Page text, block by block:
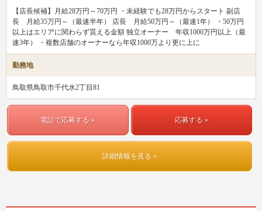
【店長候補】月給28万円～70万円 ・未経験でも28万円からスタート 副店
長 月給35万円～（最速半年） 店長 月給50万円～（最速1年） ・50万円
以上はエリアに関わらず貰える金額 独立オーナー 年収1000万円以上（最
速3年） ・複数店舗のオーナーなら年収1000万より更に上に
勤務地
鳥取県鳥取市千代水2丁目81
電話で応募する » 応募する »
詳細情報を見る »